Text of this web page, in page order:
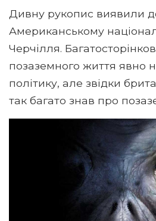
Дивну рукопис виявили
Американському
Черчілля.
позаземного життя явно
політику, але звідки
так багато знав про